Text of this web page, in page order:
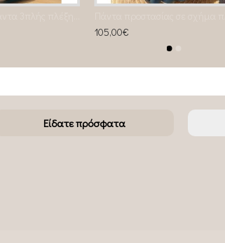
105,00€
Είδατε πρόσφατα